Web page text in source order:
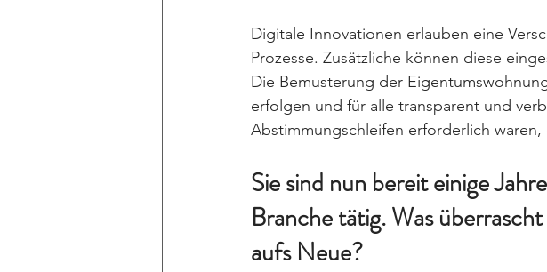
Digitale Innovationen erlauben eine
Prozesse. Zusätzliche können diese
Die Bemusterung der
erfolgen und für alle transparent und
Abstimmungschleifen erforderlich
Sie sind nun bereit einige
Branche tätig. Was
aufs Neue?